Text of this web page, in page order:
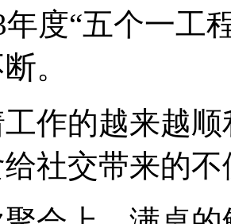
度“五个一工
。
的越来越顺
社交带来的